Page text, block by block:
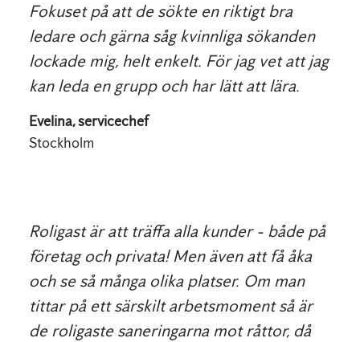
Fokuset på att de sökte en riktigt bra
ledare och gärna såg kvinnliga sökanden
lockade mig, helt enkelt. För jag vet att jag
kan leda en grupp och har lätt att lära.
Evelina, servicechef
Stockholm
Roligast är att träffa alla kunder - både på
företag och privata! Men även att få åka
och se så många olika platser. Om man
tittar på ett särskilt arbetsmoment så är
de roligaste saneringarna mot råttor, då